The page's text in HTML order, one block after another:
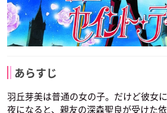
あらすじ
羽丘芽美は普通の女の子。だけど彼女
夜になると、親友の深森聖良が受けた